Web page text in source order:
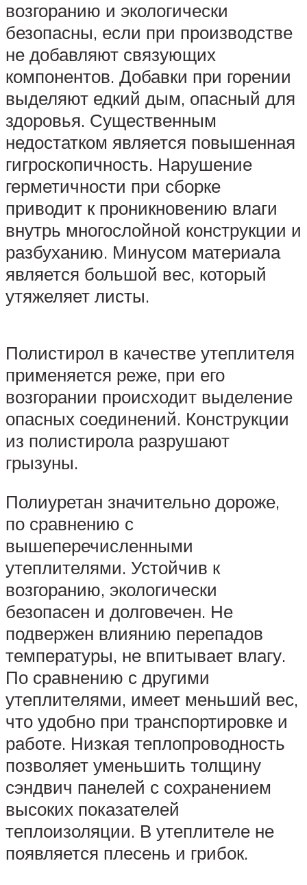
возгоранию и экологически
безопасны, если при производстве
не добавляют связующих
компонентов. Добавки при горении
выделяют едкий дым, опасный для
здоровья. Существенным
недостатком является повышенная
гигроскопичность. Нарушение
герметичности при сборке
приводит к проникновению влаги
внутрь многослойной конструкции и
разбуханию. Минусом материала
является большой вес, который
утяжеляет листы.
Полистирол в качестве утеплителя
применяется реже, при его
возгорании происходит выделение
опасных соединений. Конструкции
из полистирола разрушают
грызуны.
Полиуретан значительно дороже,
по сравнению с
вышеперечисленными
утеплителями. Устойчив к
возгоранию, экологически
безопасен и долговечен. Не
подвержен влиянию перепадов
температуры, не впитывает влагу.
По сравнению с другими
утеплителями, имеет меньший вес,
что удобно при транспортировке и
работе. Низкая теплопроводность
позволяет уменьшить толщину
сэндвич панелей с сохранением
высоких показателей
теплоизоляции. В утеплителе не
появляется плесень и грибок.